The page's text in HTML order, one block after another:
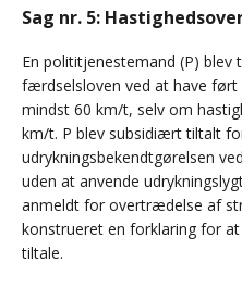
Sag nr. 5:
En polititjenestemand (P)
færdselsloven ved at have ført
mindst 60 km/t, selv om
km/t. P blev subsidiært tiltalt
udrykningsbekendtgørelsen
uden at anvende
anmeldt for overtrædelse af
konstrueret en forklaring for
tiltale.